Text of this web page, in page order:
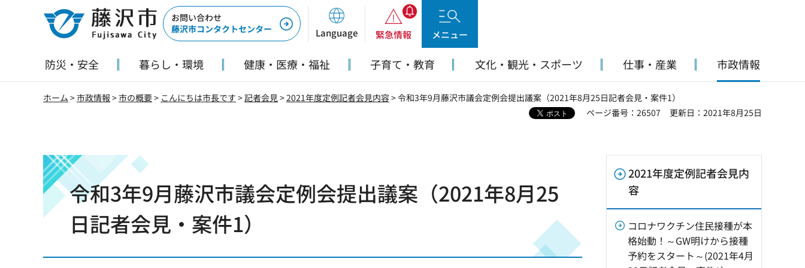
藤沢市
お問い合わせ
藤沢市コンタクトセンター
Language 緊急情報 メニュー
防災・安全 暮らし・環境 健康・医療・福祉 子育て・教育 文化・観光・スポーツ 仕事・産業 市政情報
ホーム >市政情報 >市の概要> こんにちは市長です >記者会見>2021年度定例記者会見内容> 令和3年9月藤沢市議会定例会提出議案（2021年8月25日記者会見・案件1）
ページ番号：26507
更新日：2021年8月25日
令和3年9月藤沢市議会定例会提出議案（2021年8月25
日記者会見・案件1）
2021年度定例記者会見内
容
コロナワクチン住民接種が本
格始動！～GW明けから接種
予約をスタート～(2021年4月